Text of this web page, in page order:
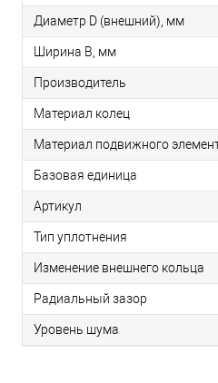
Диаметр D (внешний), мм
Ширина B, мм
Производитель
Материал колец
Материал подвижного
Базовая единица
Артикул
Тип уплотнения
Изменение внешнего кольца
Радиальный зазор
Уровень шума